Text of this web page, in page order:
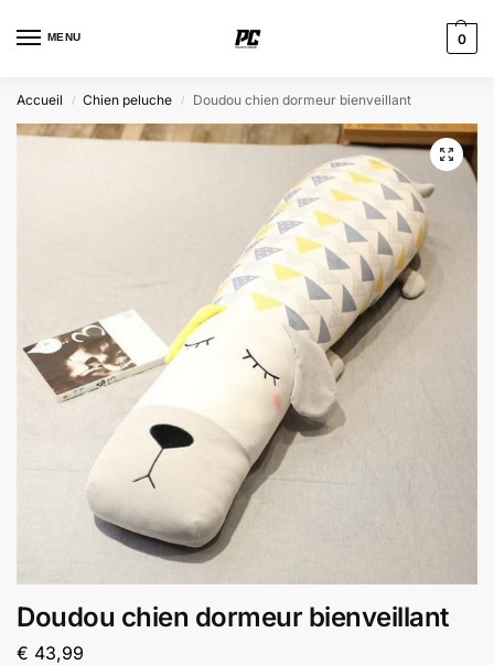
MENU 0
Accueil / Chien peluche / Doudou chien dormeur bienveillant
Doudou chien dormeur bienveillant
€ 43,99